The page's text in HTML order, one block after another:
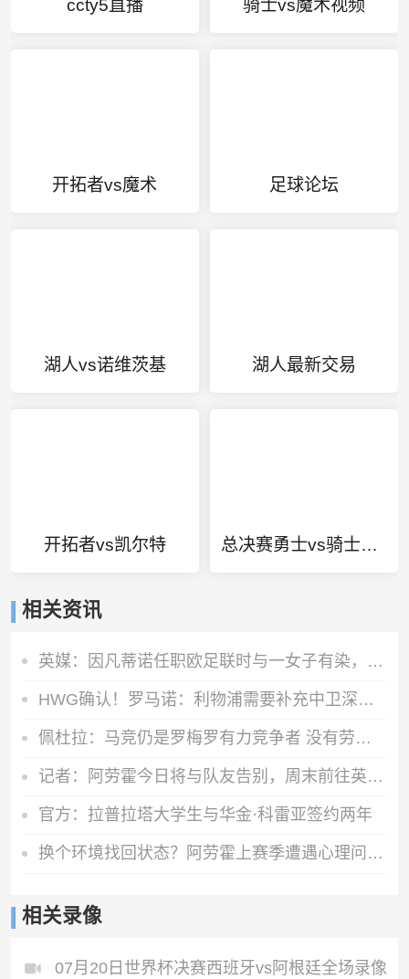
ccty5直播 骑士vs魔术视频
开拓者vs魔术 足球论坛
湖人vs诺维茨基 湖人最新交易
开拓者vs凯尔特 总决赛勇士vs骑士G7颁奖
相关资讯
英媒：因凡蒂诺任职欧足联时与一女子有染，欧足联付6位数封口费
HWG确认！罗马诺：利物浦需要补充中卫深度，如今出手签下阿劳霍
佩杜拉：马竞仍是罗梅罗有力竞争者 没有劳塔罗致电球员的消息
记者：阿劳霍今日将与队友告别，周末前往英格兰租借加盟利物浦
官方：拉普拉塔大学生与华金·科雷亚签约两年
换个环境找回状态？阿劳霍上赛季遭遇心理问题，世界杯受伤未出场
相关录像
07月20日世界杯决赛西班牙vs阿根廷全场录像